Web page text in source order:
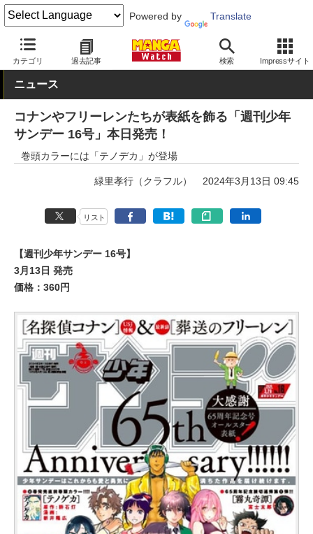
Powered by Translate
カテゴリ 過去記事 検索 Impressサイト
MANGA Watch 少年
ニュース
コナンやフリーレンたちが表紙を飾る「週刊少年
サンデー 16号」本日発売！
巻頭カラーには「テノデカ」が登場
緑里孝行（クラフル） 2024年3月13日 09:45
リスト
【週刊少年サンデー 16号】
3月13日 発売
価格：360円